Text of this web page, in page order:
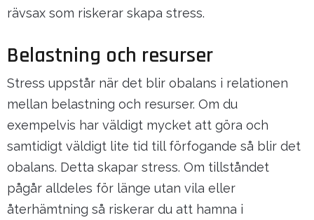
rävsax som riskerar skapa stress.
Belastning och resurser
Stress uppstår när det blir obalans i relationen
mellan belastning och resurser. Om du
exempelvis har väldigt mycket att göra och
samtidigt väldigt lite tid till förfogande så blir det
obalans. Detta skapar stress. Om tillståndet
pågår alldeles för länge utan vila eller
återhämtning så riskerar du att hamna i